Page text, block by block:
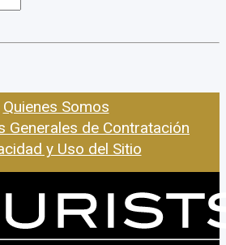
Quienes Somos
Generales de Contratación
y Uso del Sitio